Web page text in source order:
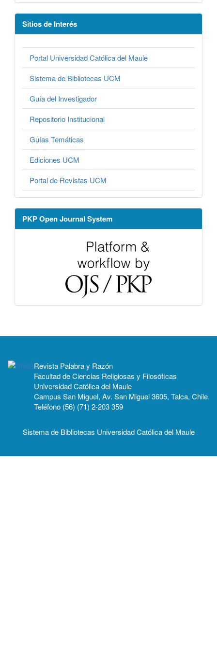
Sitios de Interés
Portal Universidad Católica del Maule
Sistema de Bibliotecas UCM
Guía del Investigador
Repositorio Institucional
Guías Temáticas
Ediciones UCM
Portal de Revistas UCM
PKP Open Journal System
Revista Palabra y Razón
Facultad de Ciencias Religiosas y Filosóficas
Universidad Católica del Maule
Campus San Miguel, Av. San Miguel 3605, Talca, Chile.
Teléfono (56) (71) 2-203 359
Sistema de Bibliotecas Universidad Católica del Maule